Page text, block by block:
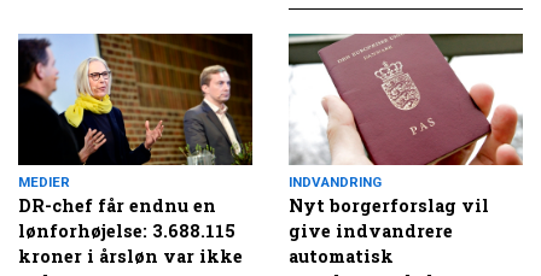
MEDIER
DR-chef får endnu en
lønforhøjelse: 3.688.115
kroner i årsløn var ikke
INDVANDRING
Nyt borgerforslag vil
give indvandrere
automatisk